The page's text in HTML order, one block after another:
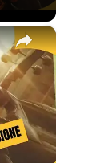
×